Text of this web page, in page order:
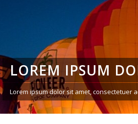
LOREM IPSUM
Lorem ipsum dolor sit amet, consectetuer